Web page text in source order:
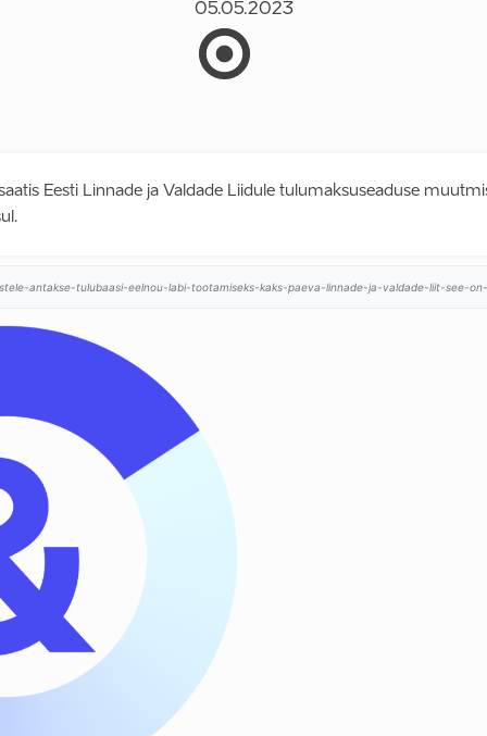
05.05.2023
Eesti Linnade ja Valdade Liidule tulumaksuseaduse
antakse-tulubaasi-eelnou-labi-tootamiseks-kaks-paeva-linnade-ja-valdade-liit-see-